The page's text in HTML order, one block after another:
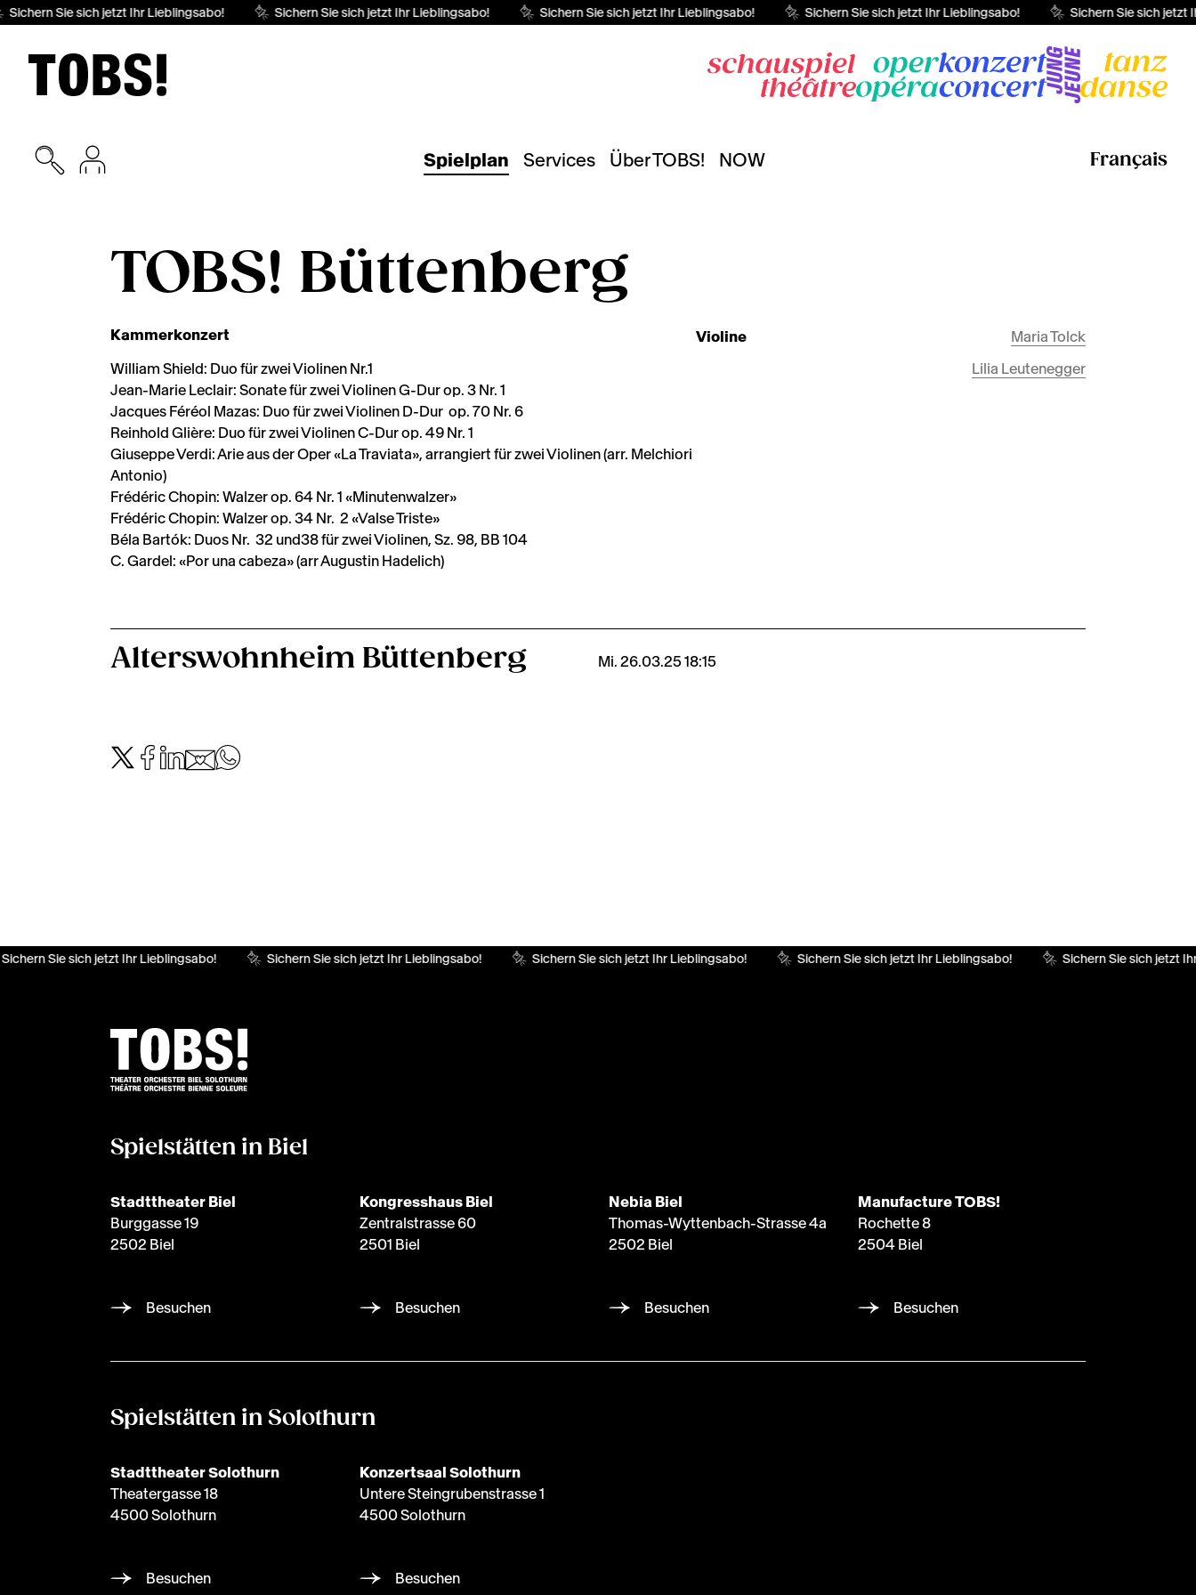
Sichern Sie sich jetzt Ihr Lieblingsabo! Sichern Sie sich jetzt Ihr Lieblingsabo! Sichern Sie sich jetzt Ihr Lieblingsabo! Sichern Sie sich jetzt Ihr Lieblingsabo! Sichern Sie sich jetzt
Spielplan Services Über TOBS! NOW Français
TOBS! Büttenberg
Kammerkonzert
William Shield: Duo für zwei Violinen Nr.1
Jean-Marie Leclair: Sonate für zwei Violinen G-Dur op. 3 Nr. 1
Jacques Féréol Mazas: Duo für zwei Violinen D-Dur op. 70 Nr. 6
Reinhold Glière: Duo für zwei Violinen C-Dur op. 49 Nr. 1
Giuseppe Verdi: Arie aus der Oper «La Traviata», arrangiert für zwei Violinen (arr. Melchiori
Antonio)
Frédéric Chopin: Walzer op. 64 Nr. 1 «Minutenwalzer»
Frédéric Chopin: Walzer op. 34 Nr. 2 «Valse Triste»
Béla Bartók: Duos Nr. 32 und38 für zwei Violinen, Sz. 98, BB 104
C. Gardel: «Por una cabeza» (arr Augustin Hadelich)
Violine
Maria Tolck
Lilia Leutenegger
Alterswohnheim Büttenberg Mi. 26.03.25 18:15
Sie sich jetzt Ihr Lieblingsabo! Sichern Sie sich jetzt Ihr Lieblingsabo! Sichern Sie sich jetzt Ihr Lieblingsabo! Sichern Sie sich jetzt Ihr Lieblingsabo! Sichern Sie sich jetzt
Spielstätten in Biel
Stadttheater Biel
Burggasse 19
2502 Biel
Besuchen
Kongresshaus Biel
Zentralstrasse 60
2501 Biel
Besuchen
Nebia Biel
Thomas-Wyttenbach-Strasse 4a
2502 Biel
Besuchen
Manufacture TOBS!
Rochette 8
2504 Biel
Besuchen
Spielstätten in Solothurn
Stadttheater Solothurn
Theatergasse 18
4500 Solothurn
Besuchen
Konzertsaal Solothurn
Untere Steingrubenstrasse 1
4500 Solothurn
Besuchen